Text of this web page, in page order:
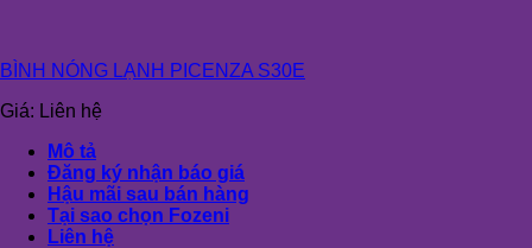
BÌNH NÓNG LẠNH PICENZA S30E
Giá: Liên hệ
Mô tả
Đăng ký nhận báo giá
Hậu mãi sau bán hàng
Tại sao chọn Fozeni
Liên hệ